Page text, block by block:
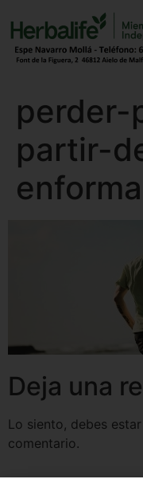
perder-
partir-
Deja una
Lo siento, debes estar
comentario.